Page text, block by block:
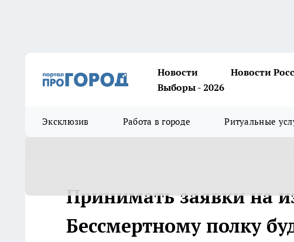
Новости Новости
Выборы - 2026
Эксклюзив Работа в городе Ритуальные
Принимать заявки на
Бессмертному полку